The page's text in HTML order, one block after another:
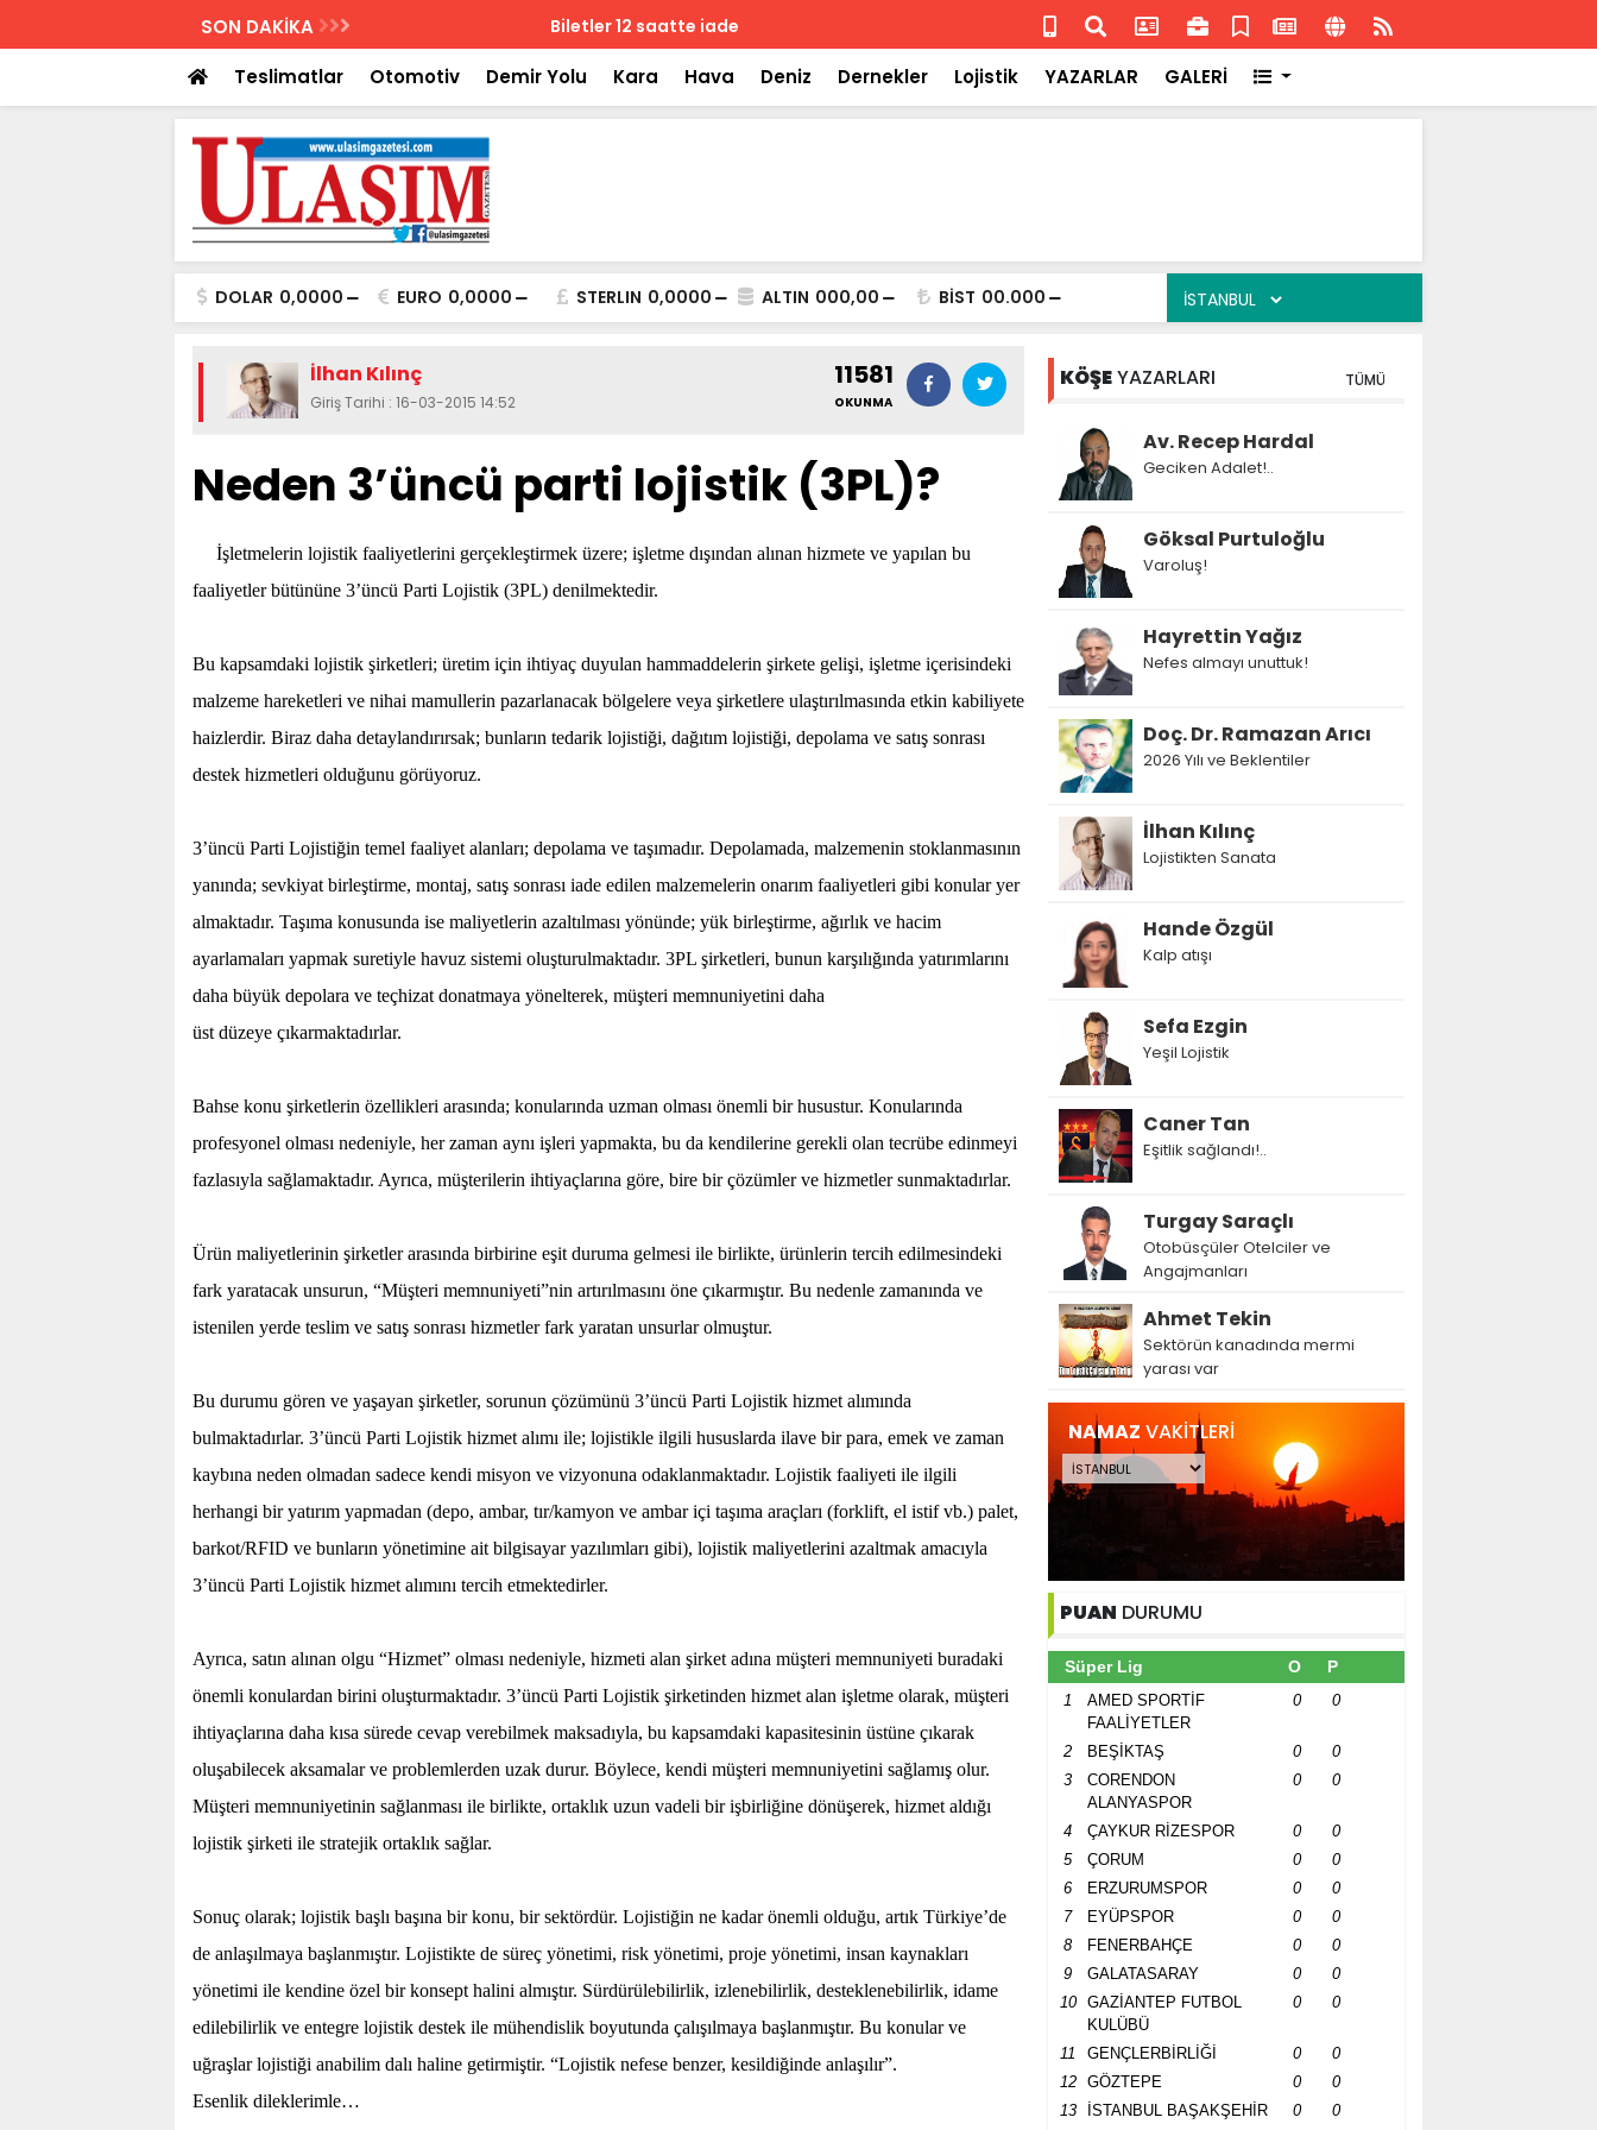
SON DAKİKA Biletler 12 saatte iade Isuzu'nun Fransa'daki başarısı
Teslimatlar Otomotiv Demir Yolu Kara Hava Deniz Dernekler Lojistik YAZARLAR GALERİ
DOLAR 0,0000 EURO 0,0000 STERLIN 0,0000 ALTIN 000,00 BİST 00.000
İlhan Kılınç
Giriş Tarihi : 16-03-2015 14:52
11581
OKUNMA
Neden 3’üncü parti lojistik (3PL)?
İşletmelerin lojistik faaliyetlerini gerçekleştirmek üzere; işletme dışından alınan hizmete ve yapılan bu
faaliyetler bütününe 3’üncü Parti Lojistik (3PL) denilmektedir.
Bu kapsamdaki lojistik şirketleri; üretim için ihtiyaç duyulan hammaddelerin şirkete gelişi, işletme içerisindeki
malzeme hareketleri ve nihai mamullerin pazarlanacak bölgelere veya şirketlere ulaştırılmasında etkin kabiliyete
haizlerdir. Biraz daha detaylandırırsak; bunların tedarik lojistiği, dağıtım lojistiği, depolama ve satış sonrası
destek hizmetleri olduğunu görüyoruz.
3’üncü Parti Lojistiğin temel faaliyet alanları; depolama ve taşımadır. Depolamada, malzemenin stoklanmasının
yanında; sevkiyat birleştirme, montaj, satış sonrası iade edilen malzemelerin onarım faaliyetleri gibi konular yer
almaktadır. Taşıma konusunda ise maliyetlerin azaltılması yönünde; yük birleştirme, ağırlık ve hacim
ayarlamaları yapmak suretiyle havuz sistemi oluşturulmaktadır. 3PL şirketleri, bunun karşılığında yatırımlarını
daha büyük depolara ve teçhizat donatmaya yönelterek, müşteri memnuniyetini daha
üst düzeye çıkarmaktadırlar.
Bahse konu şirketlerin özellikleri arasında; konularında uzman olması önemli bir husustur. Konularında
profesyonel olması nedeniyle, her zaman aynı işleri yapmakta, bu da kendilerine gerekli olan tecrübe edinmeyi
fazlasıyla sağlamaktadır. Ayrıca, müşterilerin ihtiyaçlarına göre, bire bir çözümler ve hizmetler sunmaktadırlar.
Ürün maliyetlerinin şirketler arasında birbirine eşit duruma gelmesi ile birlikte, ürünlerin tercih edilmesindeki
fark yaratacak unsurun, “Müşteri memnuniyeti”nin artırılmasını öne çıkarmıştır. Bu nedenle zamanında ve
istenilen yerde teslim ve satış sonrası hizmetler fark yaratan unsurlar olmuştur.
Bu durumu gören ve yaşayan şirketler, sorunun çözümünü 3’üncü Parti Lojistik hizmet alımında
bulmaktadırlar. 3’üncü Parti Lojistik hizmet alımı ile; lojistikle ilgili hususlarda ilave bir para, emek ve zaman
kaybına neden olmadan sadece kendi misyon ve vizyonuna odaklanmaktadır. Lojistik faaliyeti ile ilgili
herhangi bir yatırım yapmadan (depo, ambar, tır/kamyon ve ambar içi taşıma araçları (forklift, el istif vb.) palet,
barkot/RFID ve bunların yönetimine ait bilgisayar yazılımları gibi), lojistik maliyetlerini azaltmak amacıyla
3’üncü Parti Lojistik hizmet alımını tercih etmektedirler.
Ayrıca, satın alınan olgu “Hizmet” olması nedeniyle, hizmeti alan şirket adına müşteri memnuniyeti buradaki
önemli konulardan birini oluşturmaktadır. 3’üncü Parti Lojistik şirketinden hizmet alan işletme olarak, müşteri
ihtiyaçlarına daha kısa sürede cevap verebilmek maksadıyla, bu kapsamdaki kapasitesinin üstüne çıkarak
oluşabilecek aksamalar ve problemlerden uzak durur. Böylece, kendi müşteri memnuniyetini sağlamış olur.
Müşteri memnuniyetinin sağlanması ile birlikte, ortaklık uzun vadeli bir işbirliğine dönüşerek, hizmet aldığı
lojistik şirketi ile stratejik ortaklık sağlar.
Sonuç olarak; lojistik başlı başına bir konu, bir sektördür. Lojistiğin ne kadar önemli olduğu, artık Türkiye’de
de anlaşılmaya başlanmıştır. Lojistikte de süreç yönetimi, risk yönetimi, proje yönetimi, insan kaynakları
yönetimi ile kendine özel bir konsept halini almıştır. Sürdürülebilirlik, izlenebilirlik, desteklenebilirlik, idame
edilebilirlik ve entegre lojistik destek ile mühendislik boyutunda çalışılmaya başlanmıştır. Bu konular ve
uğraşlar lojistiği anabilim dalı haline getirmiştir. “Lojistik nefese benzer, kesildiğinde anlaşılır”.
Esenlik dileklerimle…
KÖŞEYAZARLARI TÜMÜ
Av. Recep Hardal
Geciken Adalet!..
Göksal Purtuloğlu
Varoluş!
Hayrettin Yağız
Nefes almayı unuttuk!
Doç. Dr. Ramazan Arıcı
2026 Yılı ve Beklentiler
İlhan Kılınç
Lojistikten Sanata
Hande Özgül
Kalp atışı
Sefa Ezgin
Yeşil Lojistik
Caner Tan
Eşitlik sağlandı!..
Turgay Saraçlı
Otobüsçüler Otelciler ve
Angajmanları
Ahmet Tekin
Sektörün kanadında mermi
yarası var
NAMAZ VAKİTLERİ
PUAN DURUMU
Süper Lig O P
1
AMED SPORTİF
FAALİYETLER
0 0
2 BEŞİKTAŞ 0
0
3
CORENDON
ALANYASPOR
0 0
4 ÇAYKUR RİZESPOR 0
0
5
ÇORUM 0
0
6
ERZURUMSPOR 0
0
7
EYÜPSPOR 0
0
8
FENERBAHÇE 0
0
9
GALATASARAY 0
0
10
GAZİANTEP FUTBOL
KULÜBÜ
0 0
11 GENÇLERBİRLİĞİ 0
0
12
GÖZTEPE 0
0
13
İSTANBUL BAŞAKŞEHİR 0 0